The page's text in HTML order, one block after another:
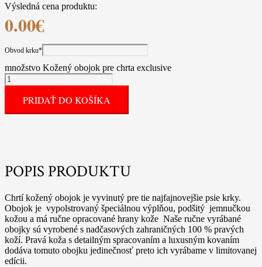
Výsledná cena produktu:
0.00€
Obvod krku*
množstvo Kožený obojok pre chrta exclusive
PRIDAŤ DO KOŠÍKA
POPIS PRODUKTU
Chrtí kožený obojok je vyvinutý pre tie najfajnovejšie psie krky.
Obojok je vypolstrovaný špeciálnou výplňou, podšitý jemnučkou
kožou a má ručne opracované hrany kože Naše ručne vyrábané
obojky sú vyrobené s nadčasových zahraničných 100 % pravých
koží. Pravá koža s detailným spracovaním a luxusným kovaním
dodáva tomuto obojku jedinečnosť preto ich vyrábame v limitovanej
edícii.